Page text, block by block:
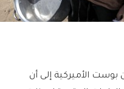
الأميركية إلى أن